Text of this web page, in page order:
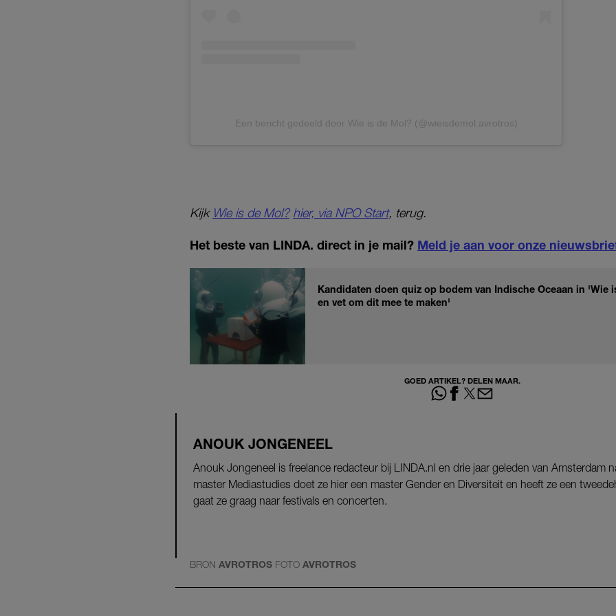
Een bericht gedeeld door Wie is de Mol? (@wieisdemol.avrotros)
Kijk Wie is de Mol? hier, via NPO Start, terug.
Het beste van LINDA. direct in je mail? Meld je aan voor onze
Kandidaten doen quiz op bodem van Indische Oceaan in 'Wie
en vet om dit mee te maken'
GOED ARTIKEL? DELEN MAAR.
ANOUK JONGENEEL
Anouk Jongeneel is freelance redacteur bij LINDA.nl en drie jaar geleden van Amsterdam
master Mediastudies doet ze hier een master Gender en Diversiteit en heeft ze een
gaat ze graag naar festivals en concerten.
BRON AVROTROS FOTO AVROTROS